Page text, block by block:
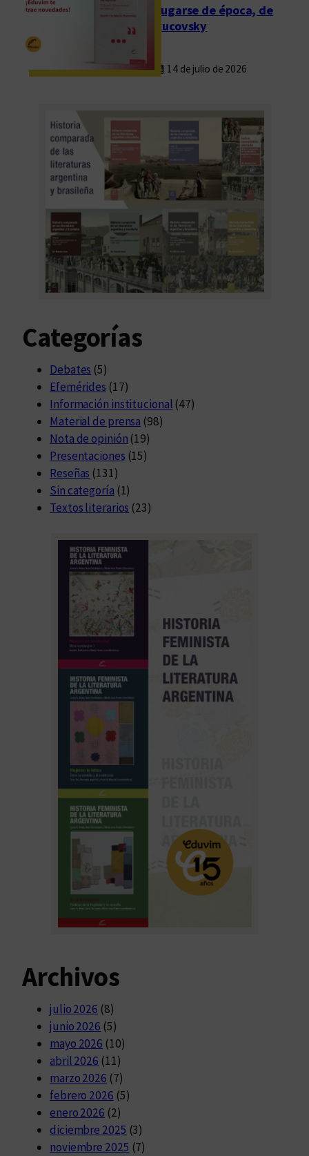
Fugarse de época, de
Rucovsky
14 de julio de 2026
Categorías
Debates (5)
Efemérides (17)
Información institucional (47)
Material de prensa (98)
Nota de opinión (19)
Presentaciones (15)
Reseñas (131)
Sin categoría (1)
Textos literarios (23)
Archivos
julio 2026 (8)
junio 2026 (5)
mayo 2026 (10)
abril 2026 (11)
marzo 2026 (7)
febrero 2026 (5)
enero 2026 (2)
diciembre 2025 (3)
noviembre 2025 (7)